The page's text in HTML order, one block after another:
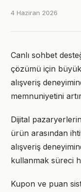
4 Haziran 2026
Canlı sohbet
çözümü için
alışveriş
memnuniyetini
Dijital
ürün arasından
alışveriş
kullanmak süreci
Kupon ve puan